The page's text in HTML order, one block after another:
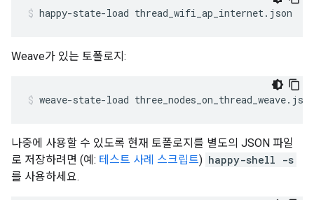
happy-state-load thread_wifi_ap_internet.json
Weave가 있는 토폴로지:
weave-state-load three_nodes_on_thread_weave.json
나중에 사용할 수 있도록 현재 토폴로지를 별도의 JSON 파일
로 저장하려면 (예: 테스트 사례 스크립트) happy-shell -s
를 사용하세요.